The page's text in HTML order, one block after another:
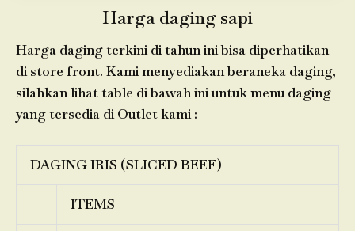
Harga daging sapi
Harga daging terkini di tahun ini bisa diperhatikan
di store front. Kami menyediakan beraneka daging,
silahkan lihat table di bawah ini untuk menu daging
yang tersedia di Outlet kami :
DAGING IRIS (SLICED BEEF)
ITEMS